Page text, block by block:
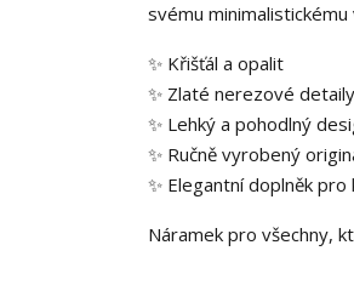
svému
✨ Křišťál a opalit
✨ Zlaté nerezové
✨ Lehký a pohodlný
✨ Ručně vyrobený
✨ Elegantní doplněk
Náramek pro všechny,